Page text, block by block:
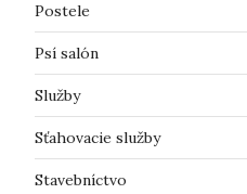
Postele
Psí salón
Služby
Sťahovacie služby
Stavebníctvo